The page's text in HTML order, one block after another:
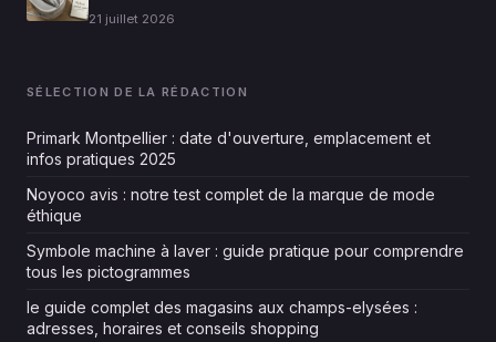
21 juillet 2026
SÉLECTION DE LA RÉDACTION
Primark Montpellier : date d'ouverture, emplacement et
infos pratiques 2025
Noyoco avis : notre test complet de la marque de mode
éthique
Symbole machine à laver : guide pratique pour comprendre
tous les pictogrammes
le guide complet des magasins aux champs-elysées :
adresses, horaires et conseils shopping